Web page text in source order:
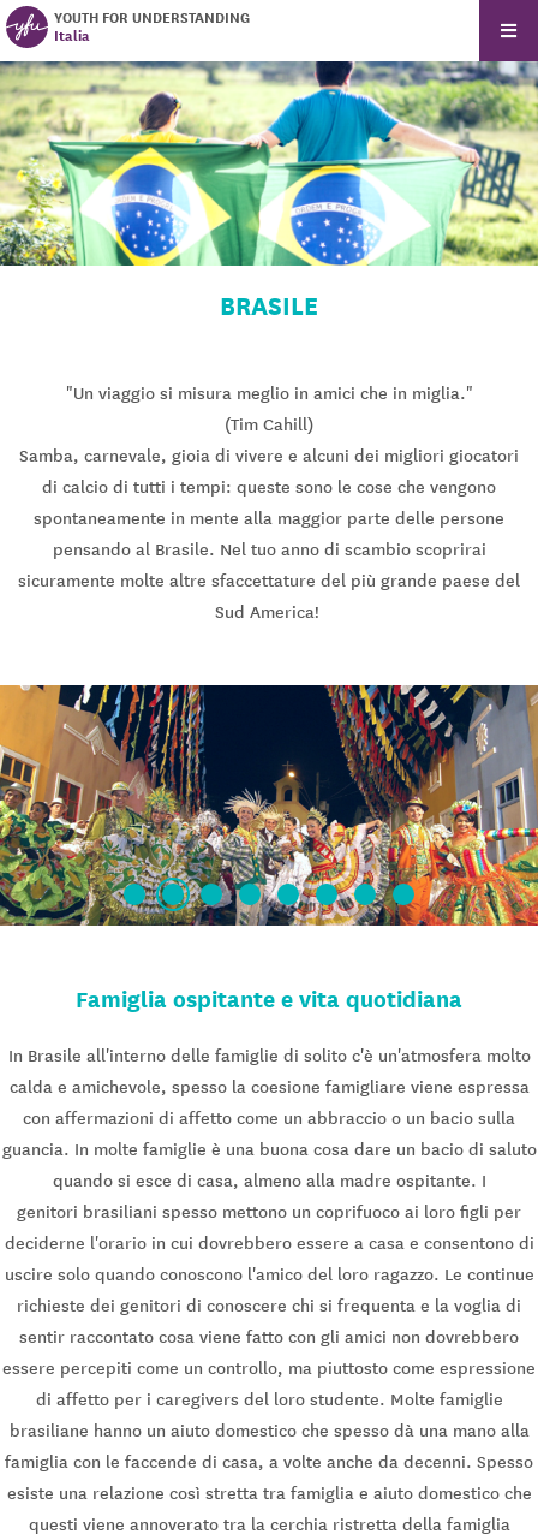
YOUTH FOR UNDERSTANDING
Italia
BRASILE
"Un viaggio si misura meglio in amici che in miglia."
(Tim Cahill)
Samba, carnevale, gioia di vivere e alcuni dei migliori giocatori
di calcio di tutti i tempi: queste sono le cose che vengono
spontaneamente in mente alla maggior parte delle persone
pensando al Brasile. Nel tuo anno di scambio scoprirai
sicuramente molte altre sfaccettature del più grande paese del
Sud America!
Famiglia ospitante e vita quotidiana
In Brasile all'interno delle famiglie di solito c'è un'atmosfera molto
calda e amichevole, spesso la coesione famigliare viene espressa
con affermazioni di affetto come un abbraccio o un bacio sulla
guancia. In molte famiglie è una buona cosa dare un bacio di saluto
quando si esce di casa, almeno alla madre ospitante. I
genitori brasiliani spesso mettono un coprifuoco ai loro figli per
deciderne l'orario in cui dovrebbero essere a casa e consentono di
uscire solo quando conoscono l'amico del loro ragazzo. Le continue
richieste dei genitori di conoscere chi si frequenta e la voglia di
sentir raccontato cosa viene fatto con gli amici non dovrebbero
essere percepiti come un controllo, ma piuttosto come espressione
di affetto per i caregivers del loro studente. Molte famiglie
brasiliane hanno un aiuto domestico che spesso dà una mano alla
famiglia con le faccende di casa, a volte anche da decenni. Spesso
esiste una relazione così stretta tra famiglia e aiuto domestico che
questi viene annoverato tra la cerchia ristretta della famiglia